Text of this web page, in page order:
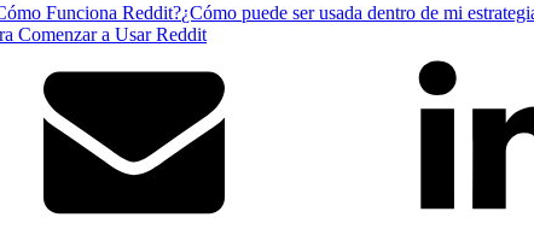
Funciona Reddit?¿Cómo puede ser usada dentro de mi
Comenzar a Usar Reddit